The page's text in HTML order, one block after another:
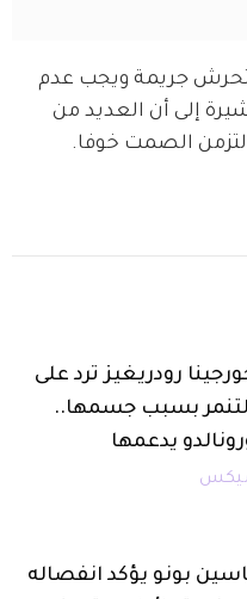
جريمة ويجب عدم
إلى أن العديد من
الصمت خوفا.
رودريغيز ترد على
بسبب جسمها..
يدعمها
بونو يؤكد انفصاله